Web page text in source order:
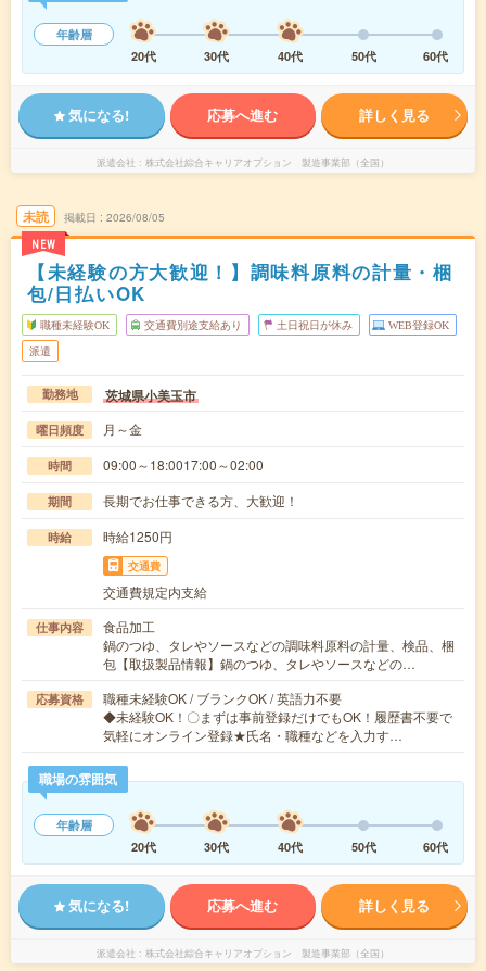
年齢層
20代
30代 40代 50代 60代
気になる! 応募へ進む 詳しく見る
派遣会社 株式会社綜合キャリアオプション 製造事業部（全国）
未読
NEW
掲載日 2026/08/05
【未経験の方大歓迎！】調味料原料の計量・梱
包/日払いOK
職種未経験OK 交通費別途支給あり 土日祝日が休み WEB登録OK
派遣
勤務地 茨城県小美玉市
曜日頻度 月～金
時間 09:00～18:0017:00～02:00
期間 長期でお仕事できる方、大歓迎！
時給 時給1250円
交通費
交通費規定内支給
仕事内容
食品加工
鍋のつゆ、タレやソースなどの調味料原料の計量、検品、梱
包【取扱製品情報】鍋のつゆ、タレやソースなどの…
応募資格
職種未経験OK / ブランクOK / 英語力不要
◆未経験OK！〇まずは事前登録だけでもOK！履歴書不要で
気軽にオンライン登録★氏名・職種などを入力す…
職場の雰囲気
年齢層
20代
30代 40代 50代 60代
気になる! 応募へ進む 詳しく見る
派遣会社 株式会社綜合キャリアオプション 製造事業部（全国）